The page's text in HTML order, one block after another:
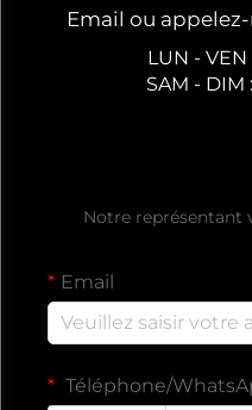
Email ou
LUN -
SAM -
Notre représentant
Email
Téléphone/